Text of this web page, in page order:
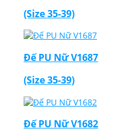
(Size 35-39)
Đế PU Nữ V1687
(Size 35-39)
Đế PU Nữ V1682